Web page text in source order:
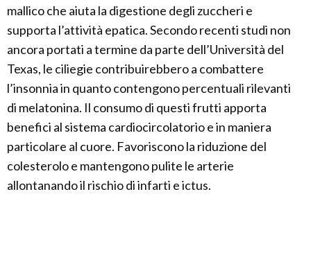
mallico che aiuta la digestione degli zuccheri e
supporta l’attività epatica. Secondo recenti studi non
ancora portati a termine da parte dell’Università del
Texas, le ciliegie contribuirebbero a combattere
l’insonnia in quanto contengono percentuali rilevanti
di melatonina. Il consumo di questi frutti apporta
benefici al sistema cardiocircolatorio e in maniera
particolare al cuore. Favoriscono la riduzione del
colesterolo e mantengono pulite le arterie
allontanando il rischio di infarti e ictus.